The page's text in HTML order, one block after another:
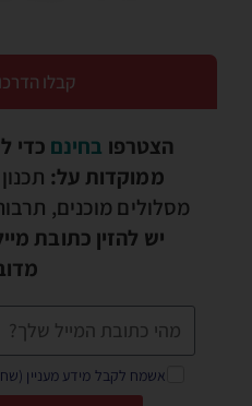
קבלו
הצטרפו בחינם כדי
ממוקדות על:
מסלולים מוכנים,
יש להזין כתובת
אשמח לקבל מידע מעניין